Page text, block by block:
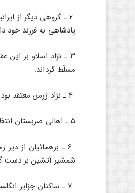
2 ـ گروهى دیگر از
پادشاهى به فرزند خود
۳ ـ نژاد اسلاو بر
مسلّط گرداند.
۵ ـ اهالى صربستان انتظار ظهور «مارکو کرالیویچ» را داشتند.
6 ـ برهمائیان از
شمشیر آتشین بر دست
7 ـ ساکنان جزایر